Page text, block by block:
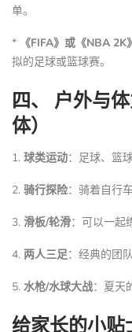
单。
* 《FIFA》或《NBA 2K
拟的足球或篮球赛。
四、 户外与
体）
1. 球类运动：足球、篮
2. 骑行探险：骑着自行
3. 滑板/轮滑：可以一起
4. 两人三足：经典的团
5. 水枪/水球大战：夏天
给家长的小贴